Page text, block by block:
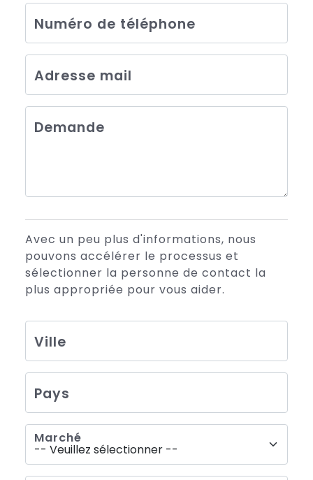
Numéro de téléphone
Adresse mail
Demande
Avec un peu plus d'informations, nous
pouvons accélérer le processus et
sélectionner la personne de contact la
plus appropriée pour vous aider.
Ville
Pays
Marché